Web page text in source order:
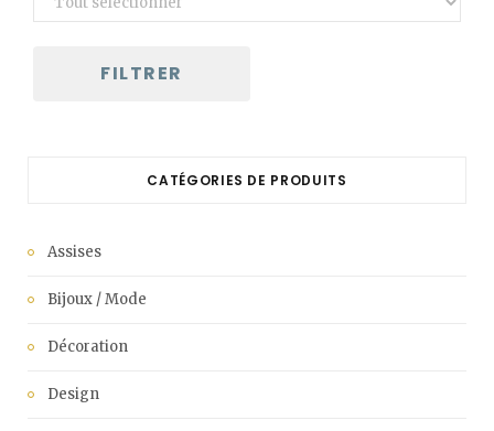
FILTRER
CATÉGORIES DE PRODUITS
Assises
Bijoux / Mode
Décoration
Design